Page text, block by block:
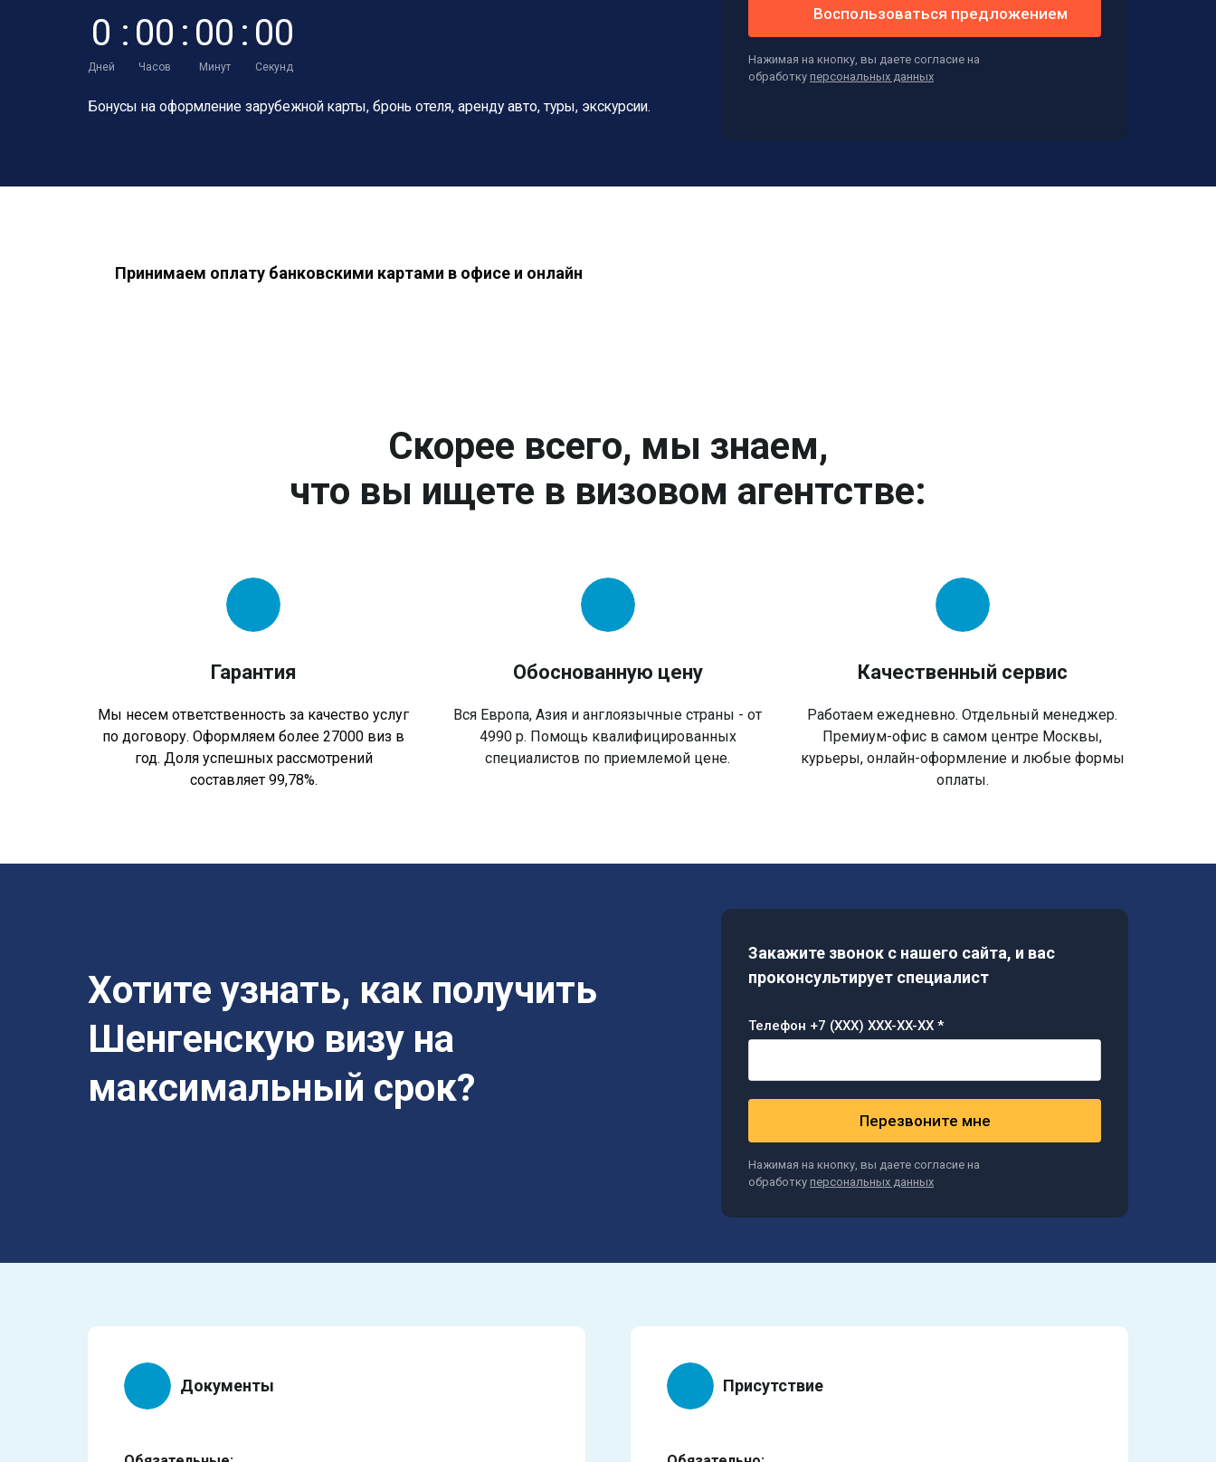
0
Дней
: 00
Часов
: 00
Минут
: 00
Секунд
Бонусы на оформление зарубежной карты, бронь отеля, аренду авто, туры, экскурсии.
Воспользоваться предложением
Нажимая на кнопку, вы даете согласие на
обработку персональных данных
Принимаем оплату банковскими картами в офисе и онлайн
Скорее всего, мы знаем,
что вы ищете в визовом агентстве:
Гарантия
Мы несем ответственность за качество услуг
по договору. Оформляем более 27000 виз в
год. Доля успешных рассмотрений
составляет 99,78%.
Обоснованную цену
Вся Европа, Азия и англоязычные страны - от
4990 р. Помощь квалифицированных
специалистов по приемлемой цене.
Качественный сервис
Работаем ежедневно. Отдельный менеджер.
Премиум-офис в самом центре Москвы,
курьеры, онлайн-оформление и любые формы
оплаты.
Хотите узнать, как получить
Шенгенскую визу на
максимальный срок?
Закажите звонок с нашего сайта, и вас
проконсультирует специалист
Телефон +7 (XXX) XXX-XX-XX *
Перезвоните мне
Нажимая на кнопку, вы даете согласие на
обработку персональных данных
Документы Присутствие